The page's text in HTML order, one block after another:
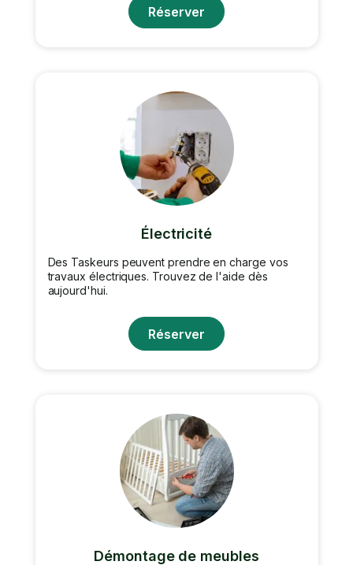
Réserver
Électricité
Des Taskeurs peuvent prendre en charge vos
travaux électriques. Trouvez de l'aide dès
aujourd'hui.
Réserver
Démontage de meubles